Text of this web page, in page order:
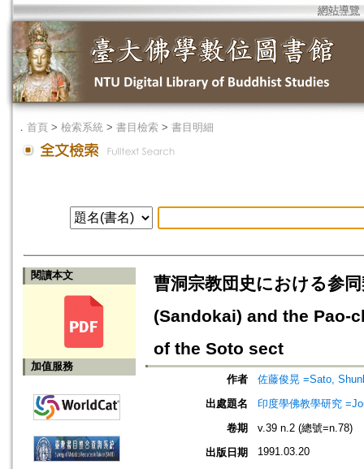
網站導覽
． 首頁 > 檢索系統 > 書目檢索 > 書目明細
閱讀本文
加值服務
曹洞宗教団史における参
(Sandokai) and the Pao-
of the Soto sect
作者
佐藤俊晃 =Sato,
出處題名
印度學佛教學研究
卷期
v.39 n.2 (總號=n.78)
出版日期
1991.03.20